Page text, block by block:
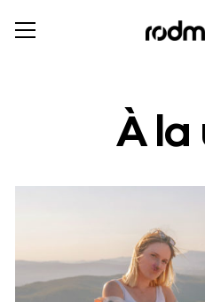
À la